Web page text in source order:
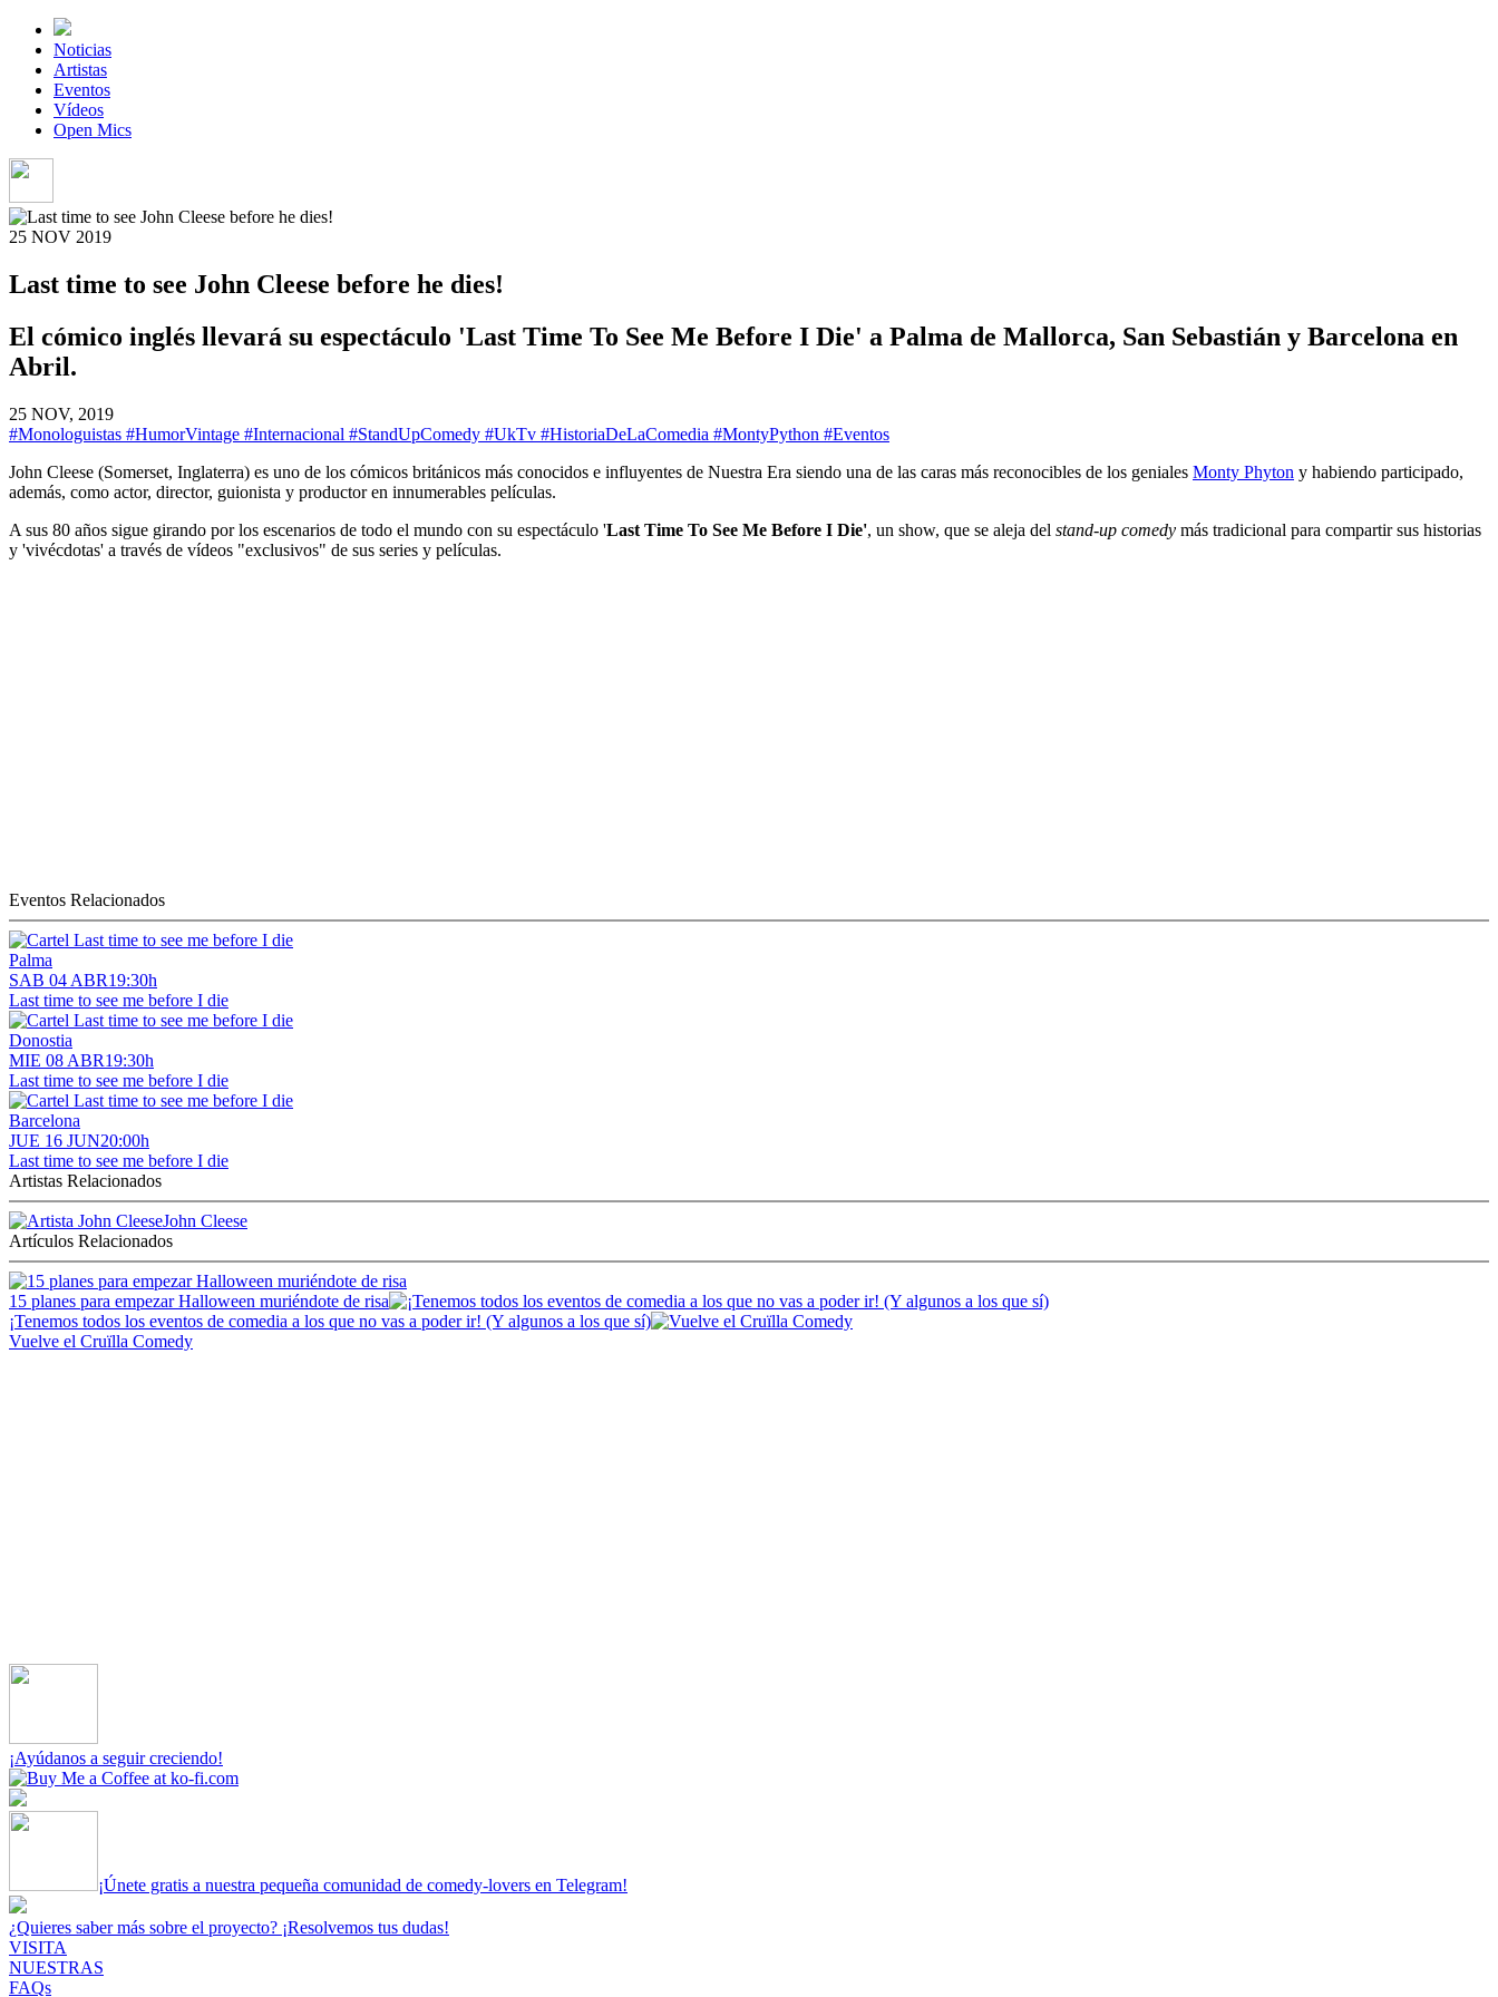
Noticias
Artistas
Eventos
Vídeos
Open Mics
25 NOV 2019
Last time to see John Cleese before he dies!
El cómico inglés llevará su espectáculo 'Last Time To See Me Before I Die' a Palma de Mallorca, San Sebastián y Barcelona en
Abril.
25 NOV, 2019
#Monologuistas #HumorVintage #Internacional #StandUpComedy #UkTv #HistoriaDeLaComedia #MontyPython #Eventos
John Cleese (Somerset, Inglaterra) es uno de los cómicos británicos más conocidos e influyentes de Nuestra Era siendo una de las caras más reconocibles de los geniales Monty Phyton y habiendo participado,
además, como actor, director, guionista y productor en innumerables películas.
A sus 80 años sigue girando por los escenarios de todo el mundo con su espectáculo 'Last Time To See Me Before I Die', un show, que se aleja del stand-up comedy más tradicional para compartir sus historias
y 'vivécdotas' a través de vídeos "exclusivos" de sus series y películas.
Eventos Relacionados
Palma
SAB 04 ABR19:30h
Last time to see me before I die
Donostia
MIE 08 ABR19:30h
Last time to see me before I die
Barcelona
JUE 16 JUN20:00h
Last time to see me before I die
Artistas Relacionados
John Cleese
Artículos Relacionados
15 planes para empezar Halloween muriéndote de risa
¡Tenemos todos los eventos de comedia a los que no vas a poder ir! (Y algunos a los que sí)
Vuelve el Cruïlla Comedy
¡Ayúdanos a seguir creciendo!
¡Únete gratis a nuestra pequeña comunidad de comedy-lovers en Telegram!
¿Quieres saber más sobre el proyecto? ¡Resolvemos tus dudas!
VISITA
NUESTRAS
FAQs